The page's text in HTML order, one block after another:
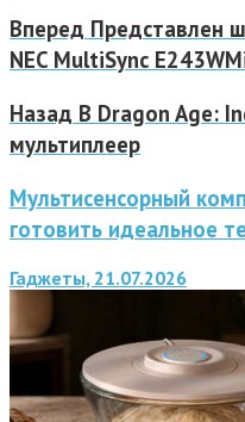
Вперед Представлен
NEC MultiSync
Назад В Dragon Age:
мультиплеер
Мультисенсорный
готовить идеальное
Гаджеты, 21.07.2026